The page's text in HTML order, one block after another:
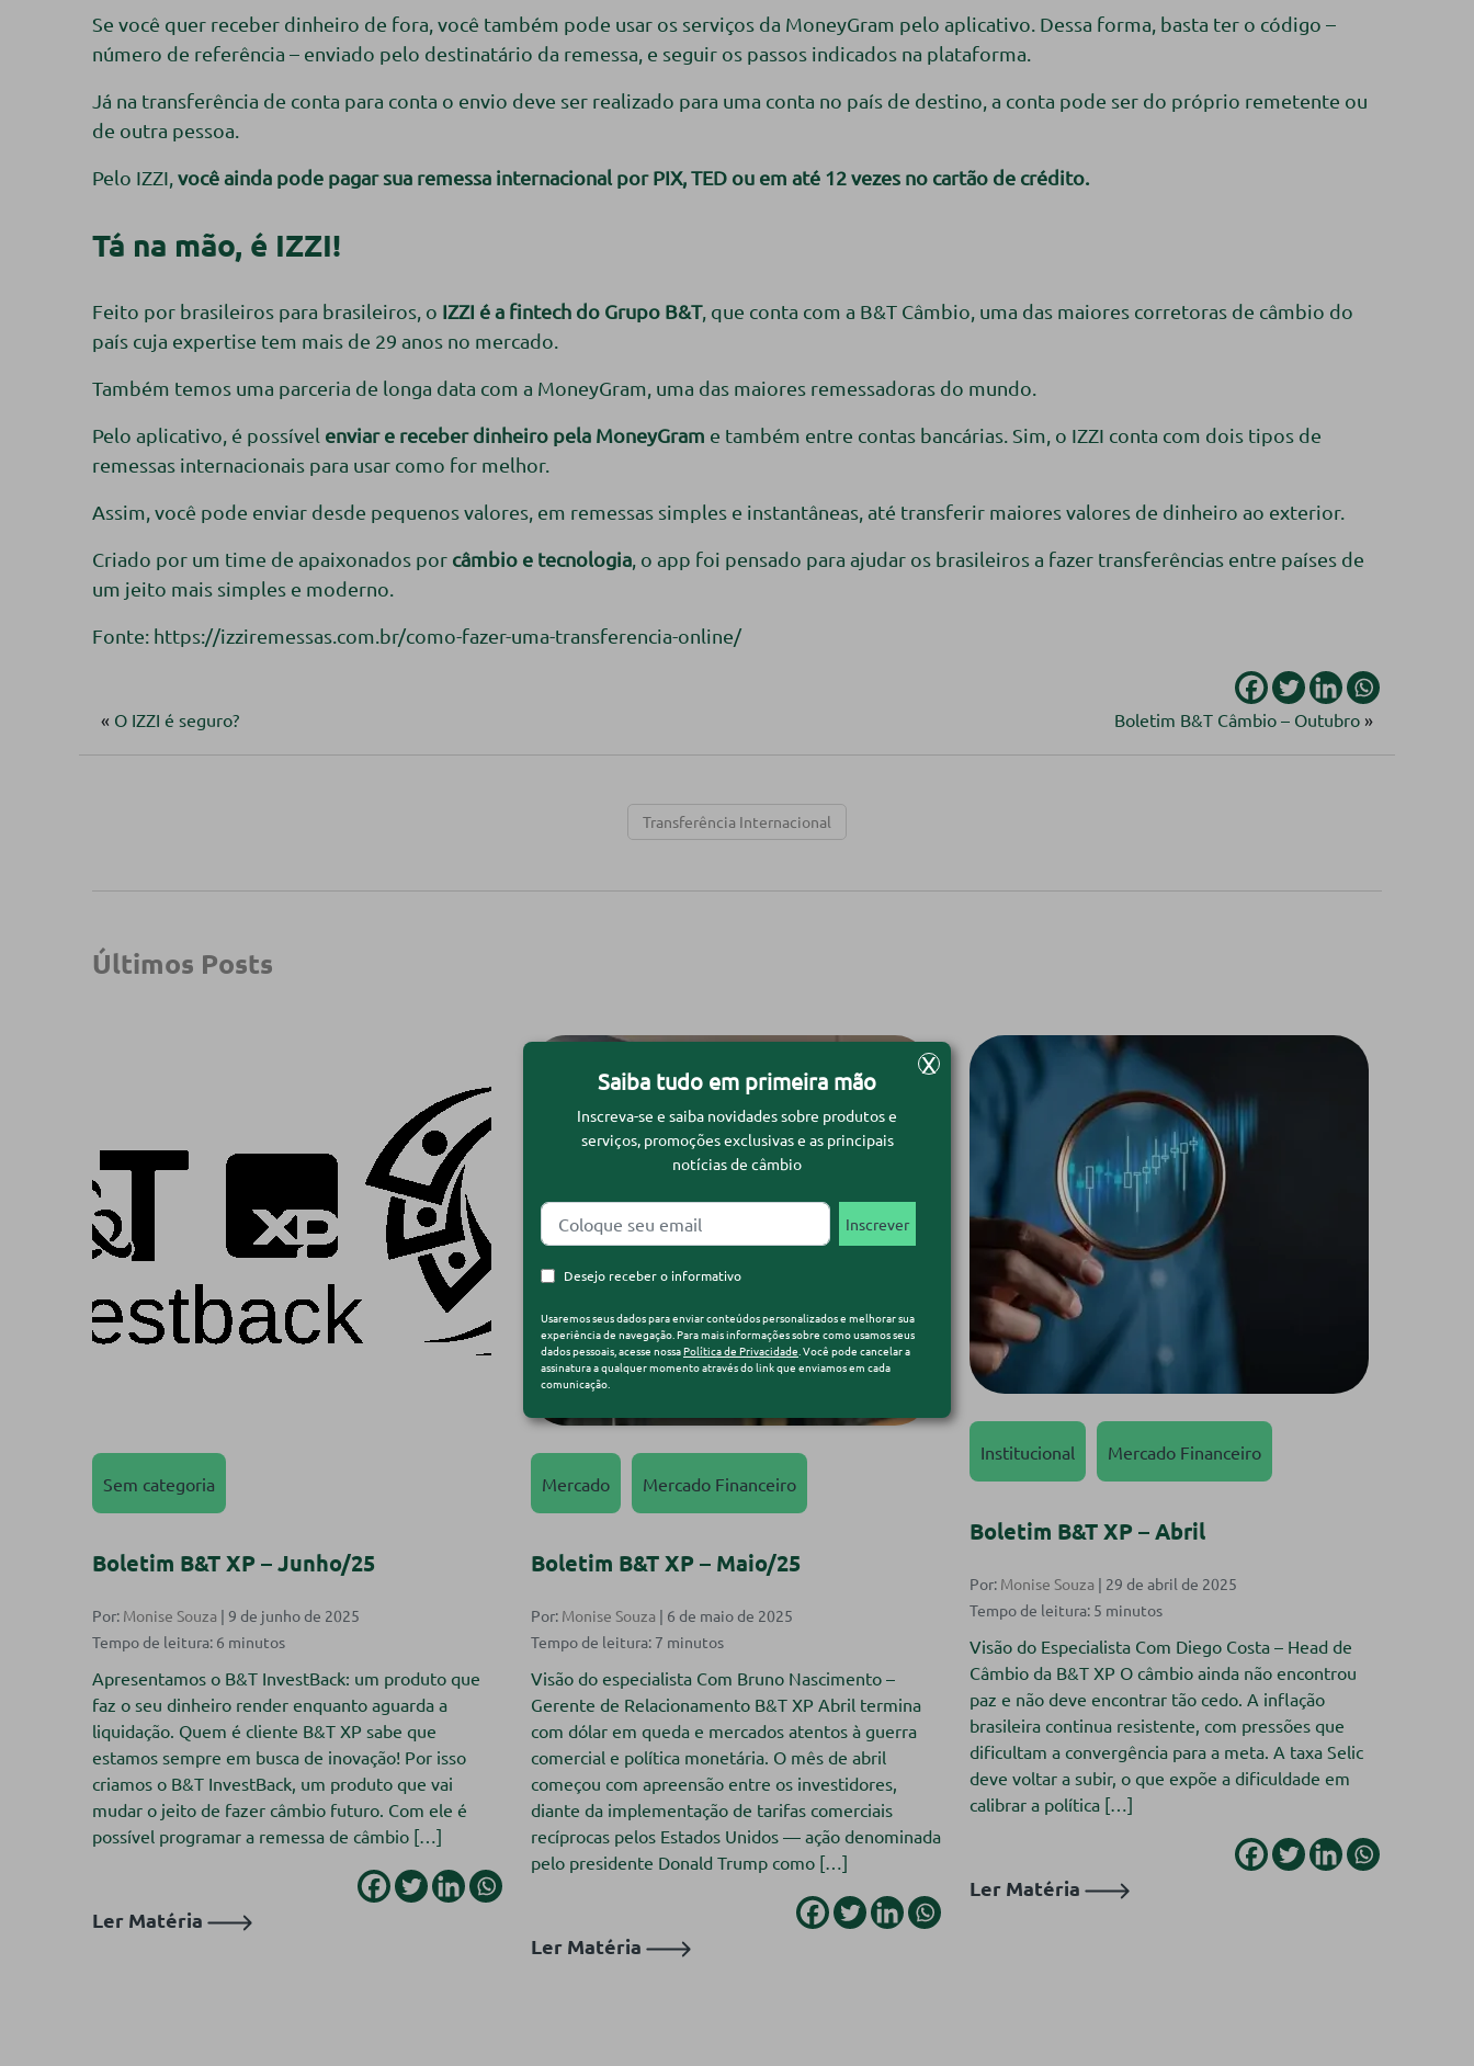
Se você quer receber dinheiro de fora, você também pode usar os serviços da MoneyGram pelo aplicativo. Dessa forma, basta ter o código –
número de referência – enviado pelo destinatário da remessa, e seguir os passos indicados na plataforma.
Já na transferência de conta para conta o envio deve ser realizado para uma conta no país de destino, a conta pode ser do próprio remetente ou
de outra pessoa.
Pelo IZZI,você ainda pode pagar sua remessa internacional por PIX, TED ou em até 12 vezes no cartão de crédito.
Tá na mão, é IZZI!
Feito por brasileiros para brasileiros, o IZZI é a fintech do Grupo B&T, que conta com a B&T Câmbio, uma das maiores corretoras de câmbio do
país cuja expertise tem mais de 29 anos no mercado.
Também temos uma parceria de longa data com a MoneyGram, uma das maiores remessadoras do mundo.
Pelo aplicativo, é possível enviar e receber dinheiro pela MoneyGram e também entre contas bancárias. Sim, o IZZI conta com dois tipos de
remessas internacionais para usar como for melhor.
Assim, você pode enviar desde pequenos valores, em remessas simples e instantâneas, até transferir maiores valores de dinheiro ao exterior.
Criado por um time de apaixonados por câmbio e tecnologia, o app foi pensado para ajudar os brasileiros a fazer transferências entre países de
um jeito mais simples e moderno.
Fonte: https://izziremessas.com.br/como-fazer-uma-transferencia-online/
« O IZZI é seguro? Boletim B&T Câmbio – Outubro »
Transferência Internacional
Últimos Posts
Sem categoria
Boletim B&T XP – Junho/25
Por: Monise Souza | 9 de junho de 2025
Apresentamos o B&T InvestBack: um produto que
faz o seu dinheiro render enquanto aguarda a
liquidação. Quem é cliente B&T XP sabe que
estamos sempre em busca de inovação! Por isso
criamos o B&T InvestBack, um produto que vai
mudar o jeito de fazer câmbio futuro. Com ele é
possível programar a remessa de câmbio […]
Ler Matéria
Mercado Mercado Financeiro
Boletim B&T XP – Maio/25
Por: Monise Souza | 6 de maio de 2025
Visão do especialista Com Bruno Nascimento –
Gerente de Relacionamento B&T XP Abril termina
com dólar em queda e mercados atentos à guerra
comercial e política monetária. O mês de abril
começou com apreensão entre os investidores,
diante da implementação de tarifas comerciais
recíprocas pelos Estados Unidos — ação denominada
pelo presidente Donald Trump como […]
Ler Matéria
Institucional Mercado Financeiro
Boletim B&T XP – Abril
Por: Monise Souza | 29 de abril de 2025
Visão do Especialista Com Diego Costa – Head de
Câmbio da B&T XP O câmbio ainda não encontrou
paz e não deve encontrar tão cedo. A inflação
brasileira continua resistente, com pressões que
dificultam a convergência para a meta. A taxa Selic
deve voltar a subir, o que expõe a dificuldade em
calibrar a política […]
Ler Matéria
X
Saiba tudo em primeira mão
Inscreva-se e saiba novidades sobre produtos e
serviços, promoções exclusivas e as principais
notícias de câmbio
Desejo receber o informativo
Usaremos seus dados para enviar conteúdos personalizados e melhorar sua
experiência de navegação. Para mais informações sobre como usamos seus
dados pessoais, acesse nossaPolítica de Privacidade. Você pode cancelar a
assinatura a qualquer momento através do link que enviamos em cada
comunicação.